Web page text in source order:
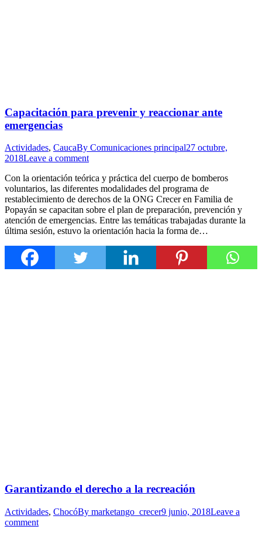
Capacitación para prevenir y reaccionar ante
emergencias
Actividades, CaucaBy Comunicaciones principal27 octubre,
2018Leave a comment
Con la orientación teórica y práctica del cuerpo de bomberos
voluntarios, las diferentes modalidades del programa de
restablecimiento de derechos de la ONG Crecer en Familia de
Popayán se capacitan sobre el plan de preparación, prevención y
atención de emergencias. Entre las temáticas trabajadas durante la
última sesión, estuvo la orientación hacia la forma de…
Garantizando el derecho a la recreación
Actividades, ChocóBy marketango_crecer9 junio, 2018Leave a
comment